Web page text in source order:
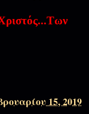
Αποσπάσματα
Αποσπάσματα
Χριστούγεννα
15, 2019